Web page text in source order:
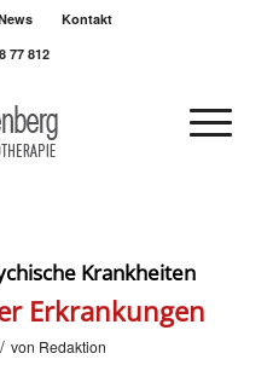
Kontakt
77 812
Krankheiten
Erkrankungen
/ von Redaktion